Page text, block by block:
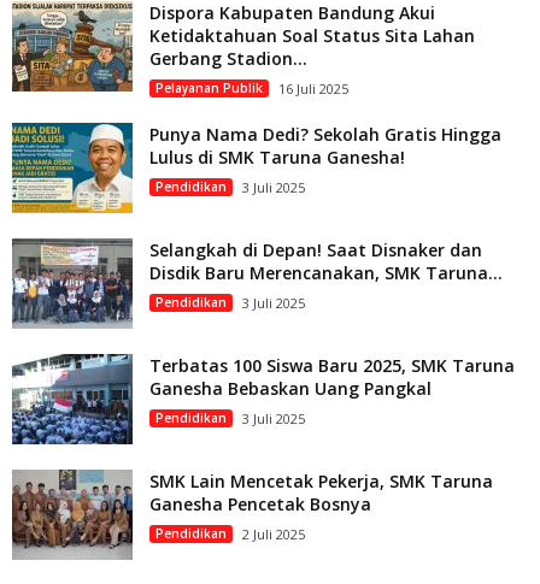
Dispora Kabupaten Bandung Akui
Ketidaktahuan Soal Status Sita Lahan
Gerbang Stadion...
Pelayanan Publik 16 Juli 2025
Punya Nama Dedi? Sekolah Gratis Hingga
Lulus di SMK Taruna Ganesha!
Pendidikan 3 Juli 2025
Selangkah di Depan! Saat Disnaker dan
Disdik Baru Merencanakan, SMK Taruna...
Pendidikan 3 Juli 2025
Terbatas 100 Siswa Baru 2025, SMK Taruna
Ganesha Bebaskan Uang Pangkal
Pendidikan 3 Juli 2025
SMK Lain Mencetak Pekerja, SMK Taruna
Ganesha Pencetak Bosnya
Pendidikan 2 Juli 2025